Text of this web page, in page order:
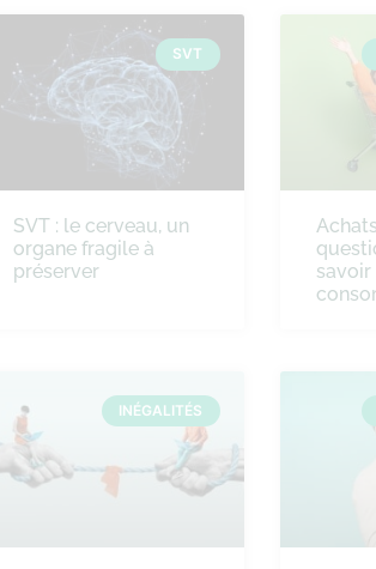
SVT
SVT : le cerveau, un
organe fragile à
préserver
savoir
INÉGALITÉS